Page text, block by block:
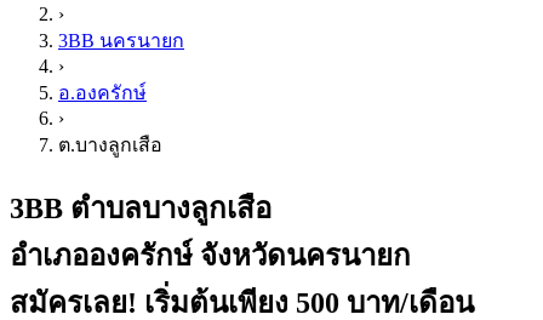
›
3BB นครนายก
›
อ.องครักษ์
›
ต.บางลูกเสือ
3BB ตำบลบางลูกเสือ
อำเภอองครักษ์ จังหวัดนครนายก
สมัครเลย! เริ่มต้นเพียง 500 บาท/เดือน